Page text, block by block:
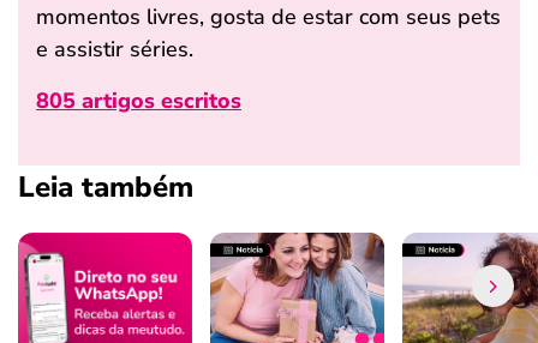
momentos livres, gosta de estar com seus pets
e assistir séries.
805 artigos escritos
Leia também